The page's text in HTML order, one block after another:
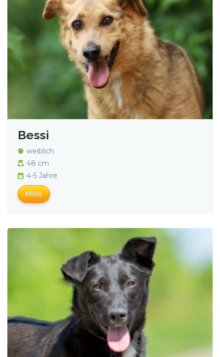
Bessi
weiblich
48 cm
4-5 Jahre
Mehr